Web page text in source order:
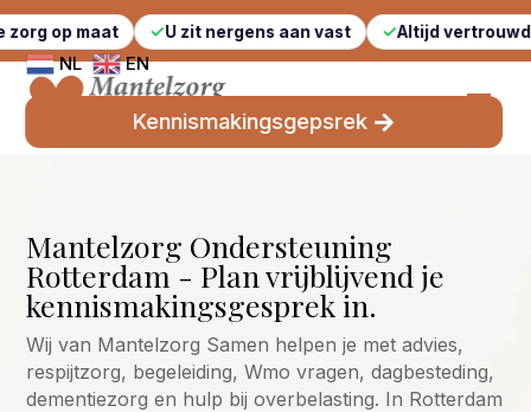
U zit nergens aan vast Altijd vertrouwde
NL EN
Kennismakingsgepsrek
Mantelzorg Ondersteuning
Rotterdam - Plan vrijblijvend je
kennismakingsgesprek in.
Wij van Mantelzorg Samen helpen je met advies,
respijtzorg, begeleiding, Wmo vragen, dagbesteding,
dementiezorg en hulp bij overbelasting. In Rotterdam